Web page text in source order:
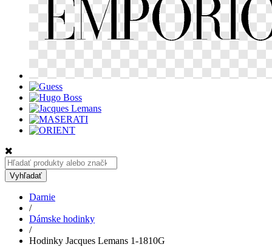
Hľadať:
Vyhľadať
Darnie
/
Dámske hodinky
/
Hodinky Jacques Lemans 1-1810G